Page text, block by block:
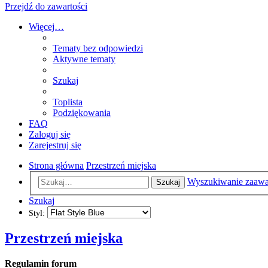
Przejdź do zawartości
Więcej…
Tematy bez odpowiedzi
Aktywne tematy
Szukaj
Toplista
Podziękowania
FAQ
Zaloguj się
Zarejestruj się
Strona główna Przestrzeń miejska
Szukaj
Wyszukiwanie
Szukaj
Styl:
Przestrzeń miejska
Regulamin forum